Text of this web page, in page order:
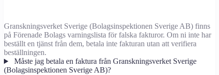
Granskningsverket Sverige (Bolagsinspektionen Sverige AB) finns
på Förenade Bolags varningslista för falska fakturor. Om ni inte har
beställt en tjänst från dem, betala inte fakturan utan att verifiera
beställningen.
Måste jag betala en faktura från Granskningsverket Sverige
(Bolagsinspektionen Sverige AB)?